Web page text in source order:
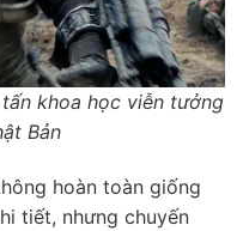
khoa học viễn tưởng
Bản
hoàn toàn giống
tiết, nhưng chuyến